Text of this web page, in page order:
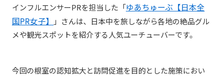
インフルエンサーPRを担当した「ゆあちゅーぶ【日本全
国PR女子】
」さんは、日本中を旅しながら各地の絶品グル
メや観光スポットを紹介する人気ユーチューバーです。
今回の根室の認知拡大と訪問促進を目的とした施策におい